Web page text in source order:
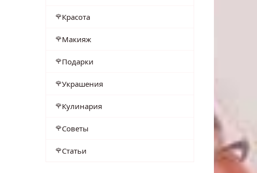
Красота
Макияж
Подарки
Украшения
Кулинария
Советы
Статьи